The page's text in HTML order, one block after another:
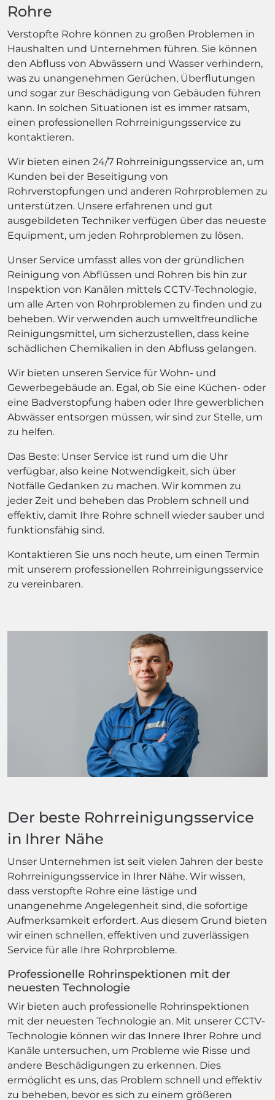
Rohre
Verstopfte Rohre können zu großen Problemen in
Haushalten und Unternehmen führen. Sie können
den Abfluss von Abwässern und Wasser verhindern,
was zu unangenehmen Gerüchen, Überflutungen
und sogar zur Beschädigung von Gebäuden führen
kann. In solchen Situationen ist es immer ratsam,
einen professionellen Rohrreinigungsservice zu
kontaktieren.
Wir bieten einen 24/7 Rohrreinigungsservice an, um
Kunden bei der Beseitigung von
Rohrverstopfungen und anderen Rohrproblemen zu
unterstützen. Unsere erfahrenen und gut
ausgebildeten Techniker verfügen über das neueste
Equipment, um jeden Rohrproblemen zu lösen.
Unser Service umfasst alles von der gründlichen
Reinigung von Abflüssen und Rohren bis hin zur
Inspektion von Kanälen mittels CCTV-Technologie,
um alle Arten von Rohrproblemen zu finden und zu
beheben. Wir verwenden auch umweltfreundliche
Reinigungsmittel, um sicherzustellen, dass keine
schädlichen Chemikalien in den Abfluss gelangen.
Wir bieten unseren Service für Wohn- und
Gewerbegebäude an. Egal, ob Sie eine Küchen- oder
eine Badverstopfung haben oder Ihre gewerblichen
Abwässer entsorgen müssen, wir sind zur Stelle, um
zu helfen.
Das Beste: Unser Service ist rund um die Uhr
verfügbar, also keine Notwendigkeit, sich über
Notfälle Gedanken zu machen. Wir kommen zu
jeder Zeit und beheben das Problem schnell und
effektiv, damit Ihre Rohre schnell wieder sauber und
funktionsfähig sind.
Kontaktieren Sie uns noch heute, um einen Termin
mit unserem professionellen Rohrreinigungsservice
zu vereinbaren.
Der beste Rohrreinigungsservice
in Ihrer Nähe
Unser Unternehmen ist seit vielen Jahren der beste
Rohrreinigungsservice in Ihrer Nähe. Wir wissen,
dass verstopfte Rohre eine lästige und
unangenehme Angelegenheit sind, die sofortige
Aufmerksamkeit erfordert. Aus diesem Grund bieten
wir einen schnellen, effektiven und zuverlässigen
Service für alle Ihre Rohrprobleme.
Professionelle Rohrinspektionen mit der
neuesten Technologie
Wir bieten auch professionelle Rohrinspektionen
mit der neuesten Technologie an. Mit unserer CCTV-
Technologie können wir das Innere Ihrer Rohre und
Kanäle untersuchen, um Probleme wie Risse und
andere Beschädigungen zu erkennen. Dies
ermöglicht es uns, das Problem schnell und effektiv
zu beheben, bevor es sich zu einem größeren